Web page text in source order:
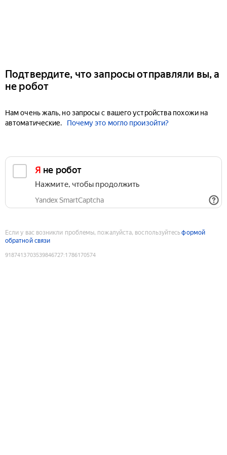
Подтвердите, что запросы отправляли вы, а
не робот
Нам очень жаль, но запросы с вашего устройства похожи на
автоматические.
Почему это могло произойти?
Я не робот
Нажмите, чтобы продолжить
Yandex SmartCaptcha
Если у вас возникли проблемы, пожалуйста, воспользуйтесьформой
обратной связи
9187413703539846727:1786170574